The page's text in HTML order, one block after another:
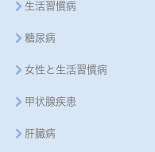
生活習慣病
糖尿病
女性と生活習慣病
甲状腺疾患
肝臓病